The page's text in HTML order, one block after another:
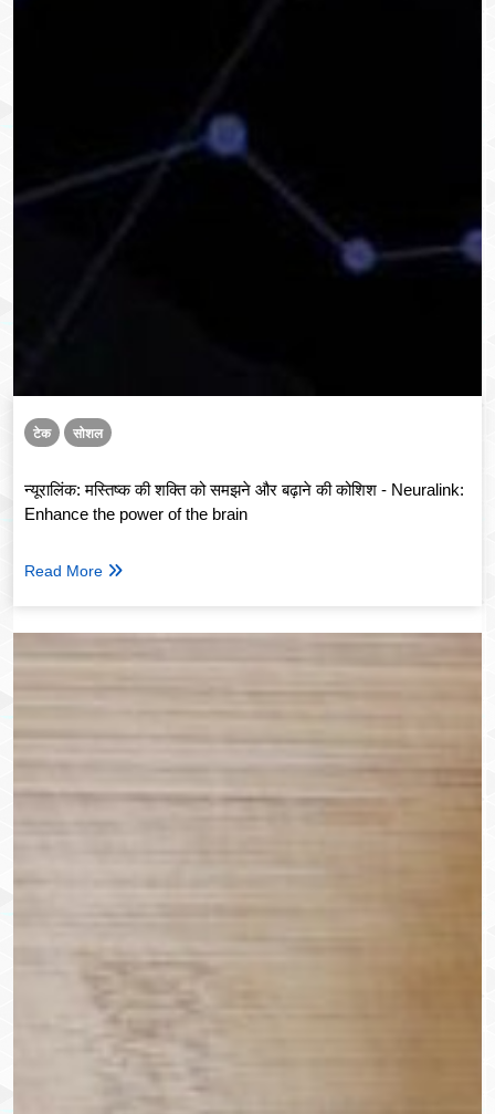
टेक सोशल
न्यूरालिंक: मस्तिष्क की शक्ति को समझने और बढ़ाने की कोशिश - Neuralink:
Enhance the power of the brain
Read More